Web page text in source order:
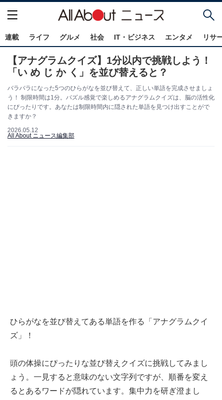
連載 ライフ グルメ 社会 IT・ビジネス エンタメ リサ
【アナグラムクイズ】1分以内で挑戦しよう！
「い め じ か く」を並び替えると？
バラバラになった5つのひらがなを並び替えて、正しい単語を完成させましょ
う！ 制限時間は1分。パズル感覚で楽しめるアナグラムクイズは、脳の活性化
にぴったりです。あなたは制限時間内に隠された単語を見つけ出すことがで
きますか？
2026.05.12
All About ニュース編集部
ひらがなを並び替えてある単語を作る「アナグラムクイ
ズ」！
頭の体操にぴったりな並び替えクイズに挑戦してみまし
ょう。一見すると意味のない文字列ですが、順番を変え
るとあるワードが隠れています。集中力を研ぎ澄まし